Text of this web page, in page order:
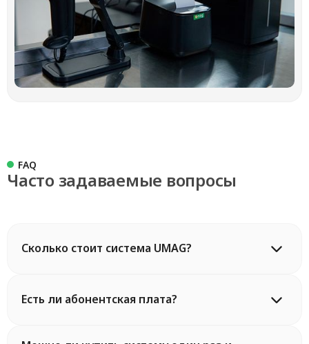
FAQ
Часто задаваемые вопросы
Сколько стоит система UMAG?
Есть ли абонентская плата?